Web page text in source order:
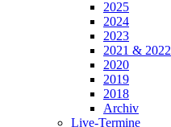
2025
2024
2023
2021 & 2022
2020
2019
2018
Archiv
Live-Termine